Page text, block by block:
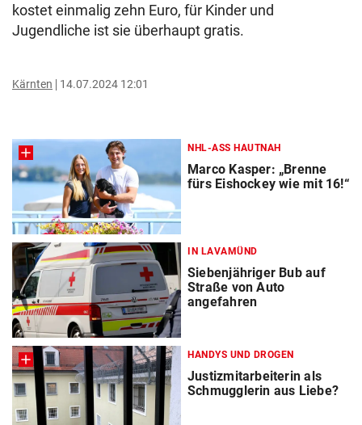
kostet einmalig zehn Euro, für Kinder und
Jugendliche ist sie überhaupt gratis.
Kärnten 14.07.2024 12:01
NHL-ASS HAUTNAH
Marco Kasper: „Brenne
fürs Eishockey wie mit 16!“
IN LAVAMÜND
Siebenjähriger Bub auf
Straße von Auto
angefahren
HANDYS UND DROGEN
Justizmitarbeiterin als
Schmugglerin aus Liebe?